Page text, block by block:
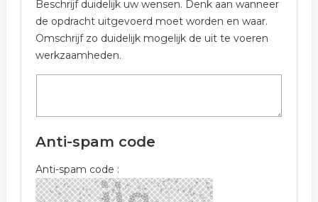
Beschrijf duidelijk uw wensen. Denk aan wanneer
de opdracht uitgevoerd moet worden en waar.
Omschrijf zo duidelijk mogelijk de uit te voeren
werkzaamheden.
Anti-spam code
Anti-spam code :